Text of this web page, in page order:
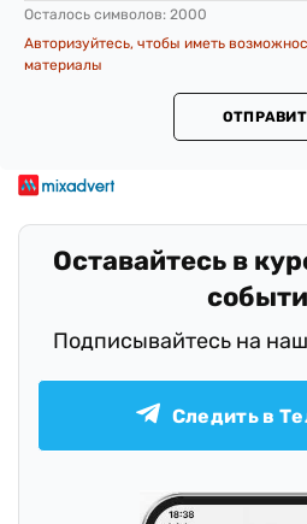
Осталось символов: 2000
Авторизуйтесь, чтобы иметь
материалы
Оставайтесь в
Подписывайтесь на
Следить в